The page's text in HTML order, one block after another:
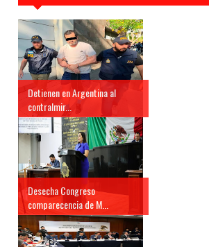
Detienen en Argentina al
contralmir...
Desecha Congreso
comparecencia de M...